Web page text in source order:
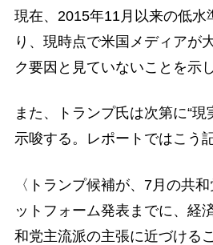
現在、2015年11月以来の低水
り、現時点で米国メディアが
ク要因と見ていないことを示
また、トランプ氏は次第に“現
示唆する。レポートではこう
〈トランプ候補が、7月の共
ットフォーム発表までに、経
和党主流派の主張に近づける